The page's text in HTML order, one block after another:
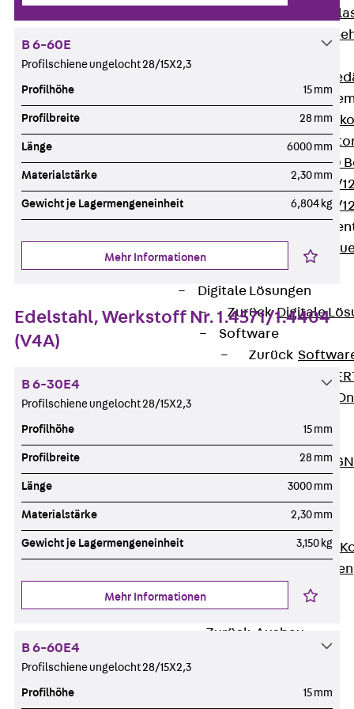
Zurück
ISOPRO®
ISOPRO® 120
ISOPRO® 80/
ISOPRO® 80/
Zurück
ISOMUR®
Digitale Lösungen
Zurück Digitale
Software
Zurück
JORDAHL®
JORDAHL® JVB
FERBOX®-
CAD und BIM
Services
Beratung, Planung,
Individuelle Lösungen
Ausbau
Zurück
Ausbau
Kabeltragsysteme
B 6-60E
Profilschiene ungelocht 28/15X2,3
Profilhöhe 15 mm
Profilbreite 28 mm
Länge 6000 mm
Materialstärke 2,30 mm
Gewicht je Lagermengeneinheit 6,804 kg
Mehr Informationen
Edelstahl, Werkstoff Nr. 1.4571/1.4404
(V4A)
B 6-30E4
Profilschiene ungelocht 28/15X2,3
Profilhöhe 15 mm
Profilbreite 28 mm
Länge 3000 mm
Materialstärke 2,30 mm
Gewicht je Lagermengeneinheit 3,150 kg
Mehr Informationen
B 6-60E4
Profilschiene ungelocht 28/15X2,3
Profilhöhe 15 mm